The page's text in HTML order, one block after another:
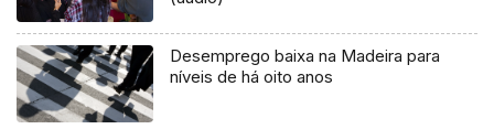
Desemprego baixa na Madeira para
níveis de há oito anos